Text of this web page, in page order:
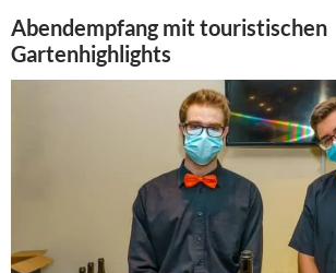
Abendempfang mit touristischen
Gartenhighlights